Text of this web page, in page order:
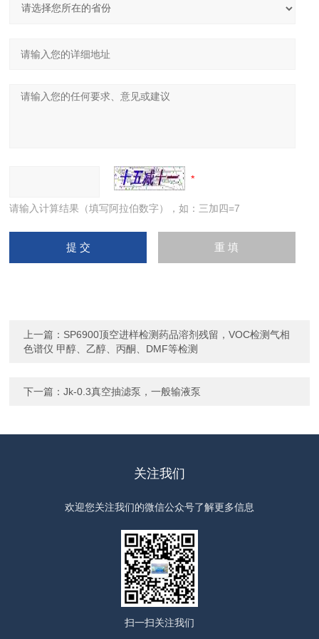
请输入计算结果（填写阿拉伯数字），如：三加四=7
上一篇： SP6900顶空进样检测药品溶剂残留，VOC检测气相
色谱仪 甲醇、乙醇、丙酮、DMF等检测
下一篇：Jk-0.3真空抽滤泵，一般输液泵
关注我们
欢迎您关注我们的微信公众号了解更多信息
扫一扫关注我们